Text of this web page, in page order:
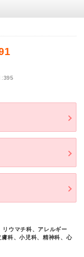
395
リウマチ科、アレルギー
科、小児科、精神科、心